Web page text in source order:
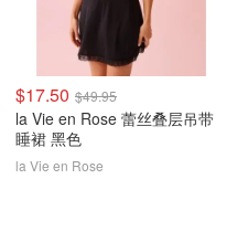
$17.50 $49.95
la Vie en Rose 蕾丝叠层吊带
睡裙 黑色
la Vie en Rose